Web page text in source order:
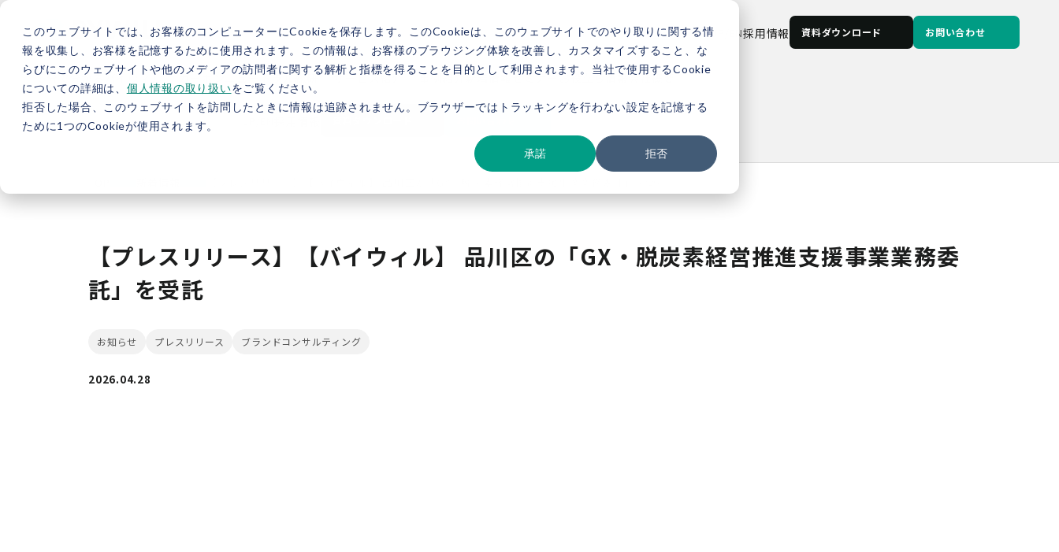
このウェブサイトでは、お客様のコンピューターにCookieを保存します。このCookieは、このウェブサイトでのやり取りに関する情
報を収集し、お客様を記憶するために使用されます。この情報は、お客様のブラウジング体験を改善し、カスタマイズすること、な
らびにこのウェブサイトや他のメディアの訪問者に関する解析と指標を得ることを目的として利用されます。当社で使用するCookie
についての詳細は、 個人情報の取り扱いをご覧ください。
拒否した場合、このウェブサイトを訪問したときに情報は追跡されません。ブラウザーではトラッキングを行わない設定を記憶する
ために1つのCookieが使用されます。
承諾 拒否
JP EN採用情報 資料ダウンロード お問い合わせ
5分で分かるバイウィル カーボンニュートラル総研 サービス紹介 事例紹介新着情報セミナーお役立ち情報会社概要
【プレスリリース】【バイウィル】 品川区の「GX・脱炭素経営推進支援事業業務委
託」を受託
お知らせ プレスリリース ブランドコンサルティング
2026.04.28